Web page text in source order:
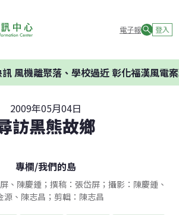
電子報 登入
機離聚落、學校過近 彰化福漢風電案環
2009年05月04日
訪黑熊故鄉
專欄/我們的島
、陳慶鍾；撰稿：張岱屏；攝影：陳慶鍾、
源、陳志昌；剪輯：陳志昌